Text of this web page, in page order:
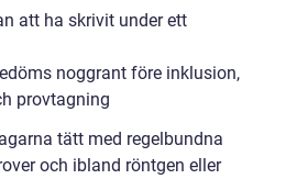
att ha skrivit under ett
noggrant före inklusion,
provtagning
tätt med regelbundna
och ibland röntgen eller